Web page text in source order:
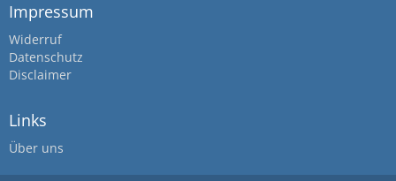
Impressum
Widerruf
Datenschutz
Disclaimer
Links
Über uns